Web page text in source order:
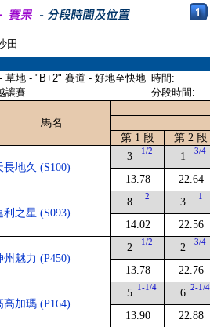
田
草地 - "B+2" 賽道 - 好地至快地
讓賽
時間:
分段時間:
馬名
第 1 段
第 2 段
長地久 (S100)
3 1/2
13.78
1 3/4
22.64
利之星 (S093)
8 2
14.02
3 1
22.56
州魅力 (P450)
2 1/2
13.78
2 3/4
22.76
高加瑪 (P164)
5 1-1/4
13.90
6 2-1/4
22.88